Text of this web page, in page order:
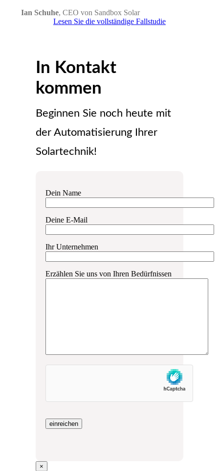
Ian Schuhe, CEO von Sandbox Solar
Lesen Sie die vollständige Fallstudie
In Kontakt
kommen
Beginnen Sie noch heute mit
der Automatisierung Ihrer
Solartechnik!
Dein Name
Deine E-Mail
Ihr Unternehmen
Erzählen Sie uns von Ihren Bedürfnissen
×